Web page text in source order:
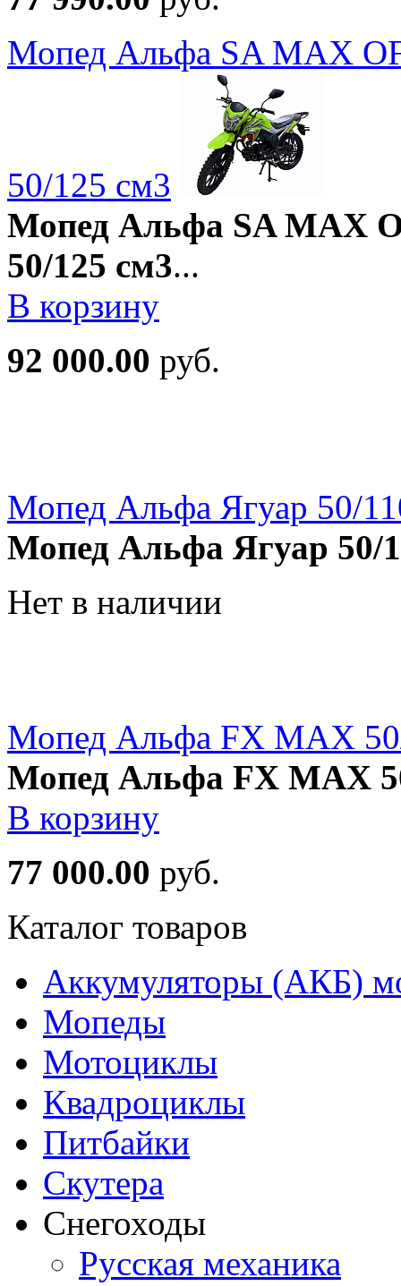
Мопед Альфа SA MAX
50/125 см3
Мопед Альфа SA MAX
50/125 см3...
В корзину
92 000.00 руб.
Мопед Альфа Ягуар 50/
Мопед Альфа Ягуар 50/
Нет в наличии
Мопед Альфа FX MAX
Мопед Альфа FX MAX
В корзину
77 000.00 руб.
Каталог товаров
Аккумуляторы (АКБ)
Мопеды
Мотоциклы
Квадроциклы
Питбайки
Скутера
Снегоходы
Русская механика